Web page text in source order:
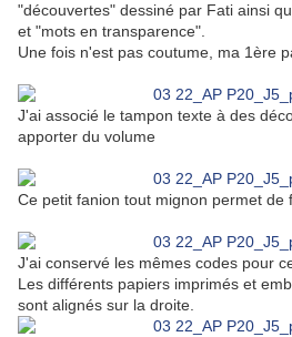
"découvertes" dessiné par Fati ainsi
et "mots en transparence".
Une fois n'est pas coutume, ma 1ère
J'ai associé le tampon texte à des
apporter du volume
Ce petit fanion tout mignon permet de
J'ai conservé les mêmes codes pour
Les différents papiers imprimés et
sont alignés sur la droite.